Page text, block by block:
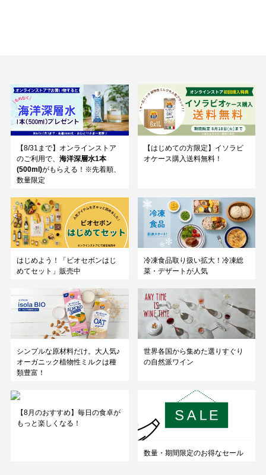
【8/31まで】オンラインストア
のご利用で、 海洋深層水1本
(500ml)がもらえる！※先着順、
数量限定
【はじめての方限定】イソラビ
オケース購入送料無料！
はじめよう！「ビオセボンはじ
めてセット」販売中
冷凍食品取り扱い拡大！冷凍総
菜・デザートが人気
シンプルな原材料だけ。大人気♪
オーガニック植物性ミルクは種
類豊富！
世界各国から集めた選りすぐり
の自然派ワイン
【8月のおすすめ】毎日の食卓が
もっと楽しくなる！
数量・期間限定のお得なセール